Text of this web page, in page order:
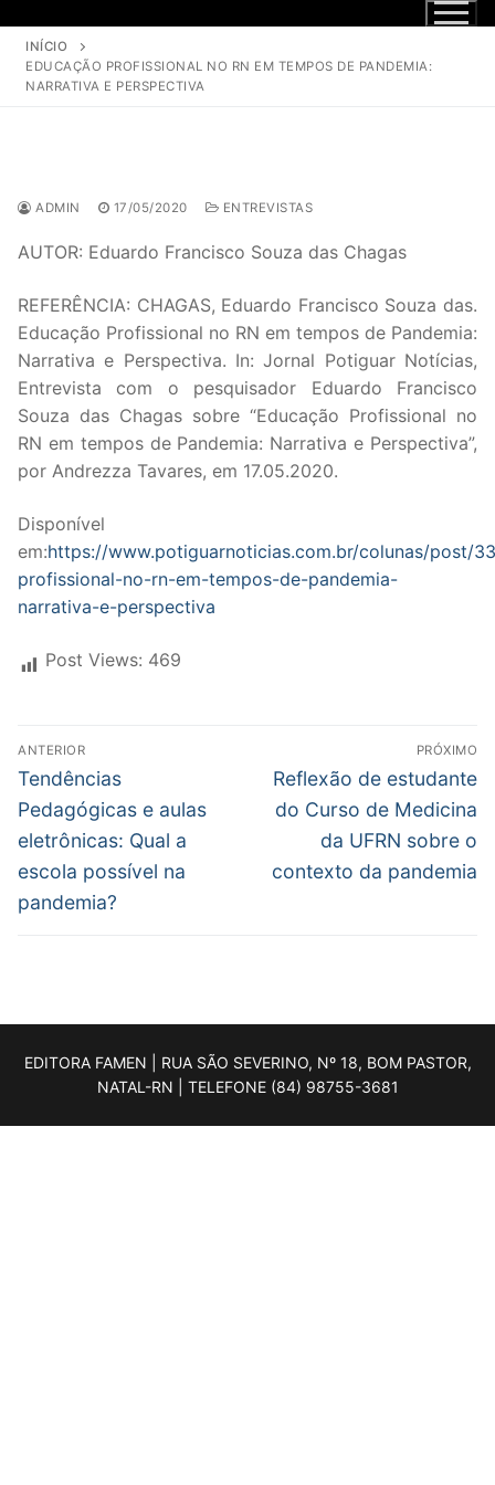
INÍCIO
EDUCAÇÃO PROFISSIONAL NO RN EM TEMPOS DE PANDEMIA:
NARRATIVA E PERSPECTIVA
ADMIN 17/05/2020 ENTREVISTAS
AUTOR: Eduardo Francisco Souza das Chagas
REFERÊNCIA: CHAGAS, Eduardo Francisco Souza das.
Educação Profissional no RN em tempos de Pandemia:
Narrativa e Perspectiva. In: Jornal Potiguar Notícias,
Entrevista com o pesquisador Eduardo Francisco
Souza das Chagas sobre “Educação Profissional no
RN em tempos de Pandemia: Narrativa e Perspectiva”,
por Andrezza Tavares, em 17.05.2020.
Disponível
em:https://www.potiguarnoticias.com.br/colunas/post/
profissional-no-rn-em-tempos-de-pandemia-
narrativa-e-perspectiva
Post Views: 469
ANTERIOR
Tendências
Pedagógicas e aulas
eletrônicas: Qual a
escola possível na
pandemia?
PRÓXIMO
Reflexão de estudante
do Curso de Medicina
da UFRN sobre o
contexto da pandemia
EDITORA FAMEN | RUA SÃO SEVERINO, Nº 18, BOM PASTOR,
NATAL-RN | TELEFONE (84) 98755-3681